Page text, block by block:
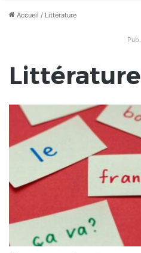
Accueil / Littérature
Pub.
Littérature